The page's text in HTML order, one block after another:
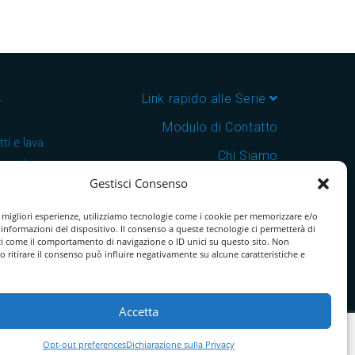
Gestisci Consenso
esperienze, utilizziamo tecnologie come i cookie per memorizzare e/o
informazioni del dispositivo. Il consenso a queste tecnologie ci permetterà di
come il comportamento di navigazione o ID unici su questo sito. Non
ritirare il consenso può influire negativamente su alcune caratteristiche e
Accetta
Opt-out preferencesDichiarazione sulla Privacy
e lava
e
in
Link rapido alle Serie
Modulo di Contatto
Chi Siamo
Download Catalogo PDF
Cookie Policy